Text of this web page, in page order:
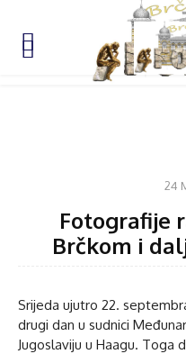
24
Fotografije
Brčkom i
Srijeda ujutro 22.
drugi dan u sudnici
Jugoslaviju u Haagu. Toga